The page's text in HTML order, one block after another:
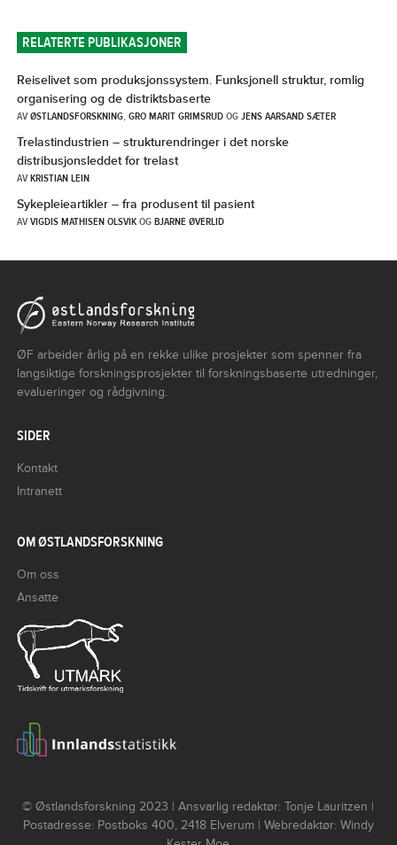
RELATERTE PUBLIKASJONER
Reiselivet som produksjonssystem. Funksjonell struktur, romlig
organisering og de distriktsbaserte
AVØSTLANDSFORSKNING,GRO MARIT GRIMSRUDOGJENS AARSAND SÆTER
Trelastindustrien – strukturendringer i det norske
distribusjonsleddet for trelast
AVKRISTIAN LEIN
Sykepleieartikler – fra produsent til pasient
AVVIGDIS MATHISEN OLSVIKOGBJARNE ØVERLID
ØF arbeider årlig på en rekke ulike prosjekter som spenner fra
langsiktige forskningsprosjekter til forskningsbaserte utredninger,
evalueringer og rådgivning.
SIDER
Kontakt
Intranett
OM ØSTLANDSFORSKNING
Om oss
Ansatte
© Østlandsforskning 2023 | Ansvarlig redaktør: Tonje Lauritzen |
Postadresse: Postboks 400, 2418 Elverum | Webredaktør: Windy